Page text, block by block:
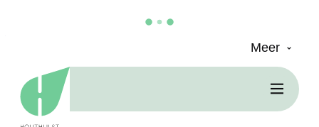
Meer
Houthulst